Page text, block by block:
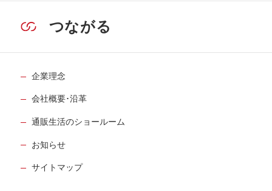
つながる
企業理念
会社概要･沿革
通販生活のショールーム
お知らせ
サイトマップ